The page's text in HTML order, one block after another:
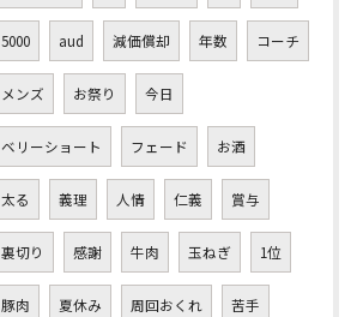
5000 aud 減価償却 年数 コーチ
メンズ お祭り 今日
ベリーショート フェード お酒
太る 義理 人情 仁義 賞与
裏切り 感謝 牛肉 玉ねぎ 1位
豚肉 夏休み 周回おくれ 苦手